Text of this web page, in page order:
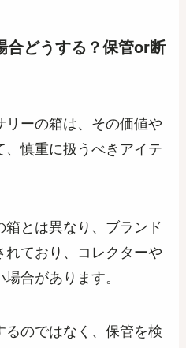
合どうする？保管or断
ーの箱は、その価値や
慎重に扱うべきアイテ
とは異なり、ブランド
ており、コレクターや
合があります。
るのではなく、保管を検